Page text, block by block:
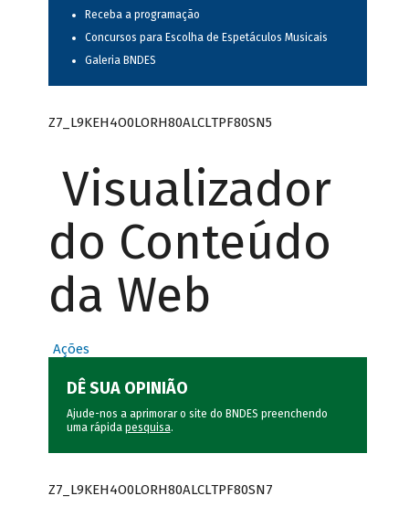
Receba a programação
Concursos para Escolha de Espetáculos Musicais
Galeria BNDES
Z7_L9KEH4O0LORH80ALCLTPF80SN5
Visualizador
do Conteúdo
da Web
Ações
DÊ SUA OPINIÃO
Ajude-nos a aprimorar o site do BNDES preenchendo
uma rápida pesquisa.
Z7_L9KEH4O0LORH80ALCLTPF80SN7